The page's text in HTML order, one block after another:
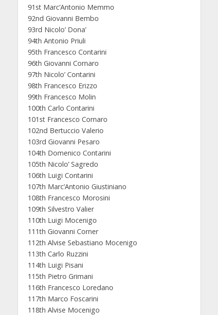
91st Marc’Antonio Memmo
92nd Giovanni Bembo
93rd Nicolo’ Dona’
94th Antonio Priuli
95th Francesco Contarini
96th Giovanni Cornaro
97th Nicolo’ Contarini
98th Francesco Erizzo
99th Francesco Molin
100th Carlo Contarini
101st Francesco Cornaro
102nd Bertuccio Valerio
103rd Giovanni Pesaro
104th Domenico Contarini
105th Nicolo’ Sagredo
106th Luigi Contarini
107th Marc’Antonio Giustiniano
108th Francesco Morosini
109th Silvestro Valier
110th Luigi Mocenigo
111th Giovanni Corner
112th Alvise Sebastiano Mocenigo
113th Carlo Ruzzini
114th Luigi Pisani
115th Pietro Grimani
116th Francesco Loredano
117th Marco Foscarini
118th Alvise Mocenigo